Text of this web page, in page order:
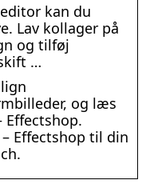
kan du
Lav kollager på
og tilføj
…
og læs
Effectshop.
Effectshop til din